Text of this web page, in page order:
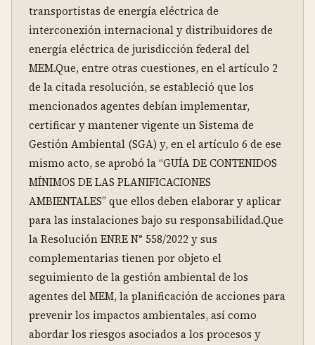
transportistas de energía eléctrica de
interconexión internacional y distribuidores de
energía eléctrica de jurisdicción federal del
MEM.Que, entre otras cuestiones, en el artículo 2
de la citada resolución, se estableció que los
mencionados agentes debían implementar,
certificar y mantener vigente un Sistema de
Gestión Ambiental (SGA) y, en el artículo 6 de ese
mismo acto, se aprobó la “GUÍA DE CONTENIDOS
MÍNIMOS DE LAS PLANIFICACIONES
AMBIENTALES” que ellos deben elaborar y aplicar
para las instalaciones bajo su responsabilidad.Que
la Resolución ENRE N° 558/2022 y sus
complementarias tienen por objeto el
seguimiento de la gestión ambiental de los
agentes del MEM, la planificación de acciones para
prevenir los impactos ambientales, así como
abordar los riesgos asociados a los procesos y